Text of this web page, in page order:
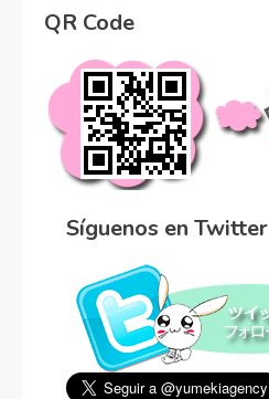
QR Code
Síguenos en Twitter